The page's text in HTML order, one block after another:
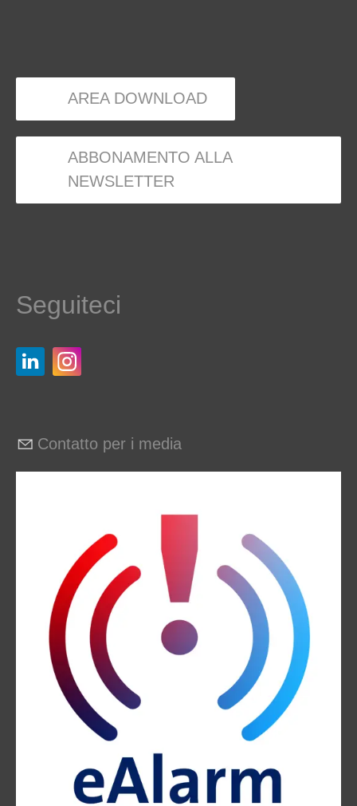
AREA DOWNLOAD
ABBONAMENTO ALLA
NEWSLETTER
Seguiteci
Contatto per i media